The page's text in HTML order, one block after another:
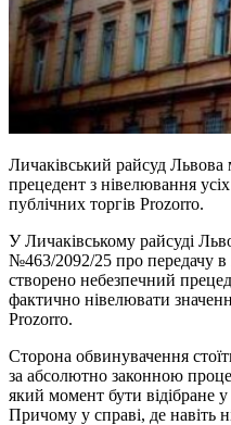
Личаківський райсуд
прецедент з нівелювання
публічних торгів Prozorro.
У Личаківському райсуді
№463/2092/25 про передачу
створено небезпечний
фактично нівелювати
Prozorro.
Сторона обвинувачення
за абсолютно законною
який момент бути відібране
Причому у справі, де навіть